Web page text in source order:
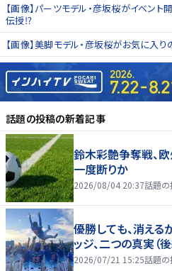
【画像】パーツモデル・彦坂桜がイベン
伝授⁉
【画像】美脚モデル・彦坂桜がお気に入
話題の投稿の新着記事
鈴木彩艶争奪戦、
一度断りか
2026/08/04 20:37話題の
優勝しても、消える
ッジ、二つの真実（後
2026/07/21 15:25話題の